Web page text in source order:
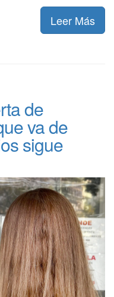
Leer Más
de
va de
sigue